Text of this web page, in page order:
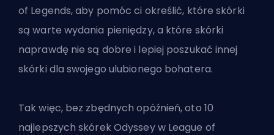
of Legends, aby pomóc ci określić, które skórki
są warte wydania pieniędzy, a które skórki
naprawdę nie są dobre i lepiej poszukać innej
skórki dla swojego ulubionego bohatera.
Tak więc, bez zbędnych opóźnień, oto 10
najlepszych skórek Odyssey w League of